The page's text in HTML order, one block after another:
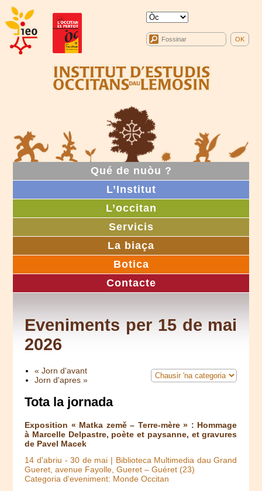
Qué de nuòu ?
L’Institut
L’occitan
Servicis
La biaça
Botica
Contacte
Eveniments per 15 de mai
2026
« Jorn d'avant
Jorn d'apres »
Tota la jornada
Exposition « Matka země – Terre-mère » : Hommage
à Marcelle Delpastre, poète et paysanne, et gravures
de Pavel Macek
14 d'abriu -30 de mai | Biblioteca Multimedia dau Grand
Gueret, avenue Fayolle, Gueret – Guéret (23)
Categoria d'eveniment: Monde Occitan